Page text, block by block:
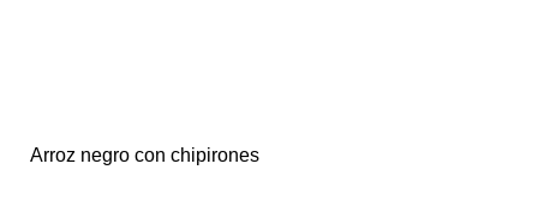
Arroz negro con chipirones